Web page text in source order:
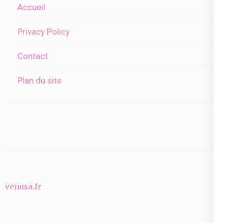
Accueil
Privacy Policy
Contact
Plan du site
venusa.fr